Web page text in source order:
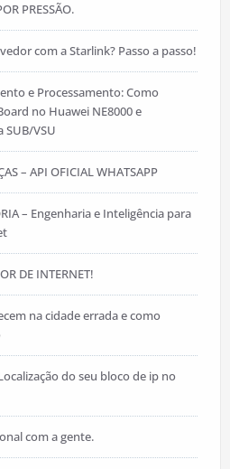
PRESSÃO.
com a Starlink? Passo a passo!
e Processamento: Como
no Huawei NE8000 e
SUB/VSU
– API OFICIAL WHATSAPP
– Engenharia e Inteligência para
DE INTERNET!
na cidade errada e como
do seu bloco de ip no
com a gente.